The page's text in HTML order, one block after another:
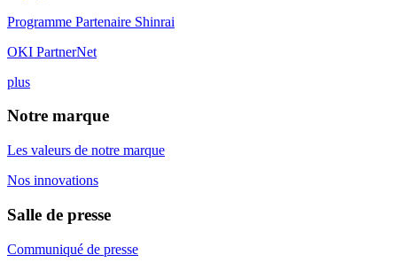
Programme Partenaire Shinrai
OKI PartnerNet
plus
Notre marque
Les valeurs de notre marque
Nos innovations
Salle de presse
Communiqué de presse